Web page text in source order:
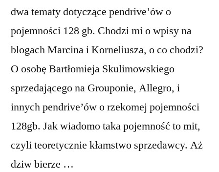
dwa tematy dotyczące pendrive’ów o
pojemności 128 gb. Chodzi mi o wpisy na
blogach Marcina i Korneliusza, o co chodzi?
O osobę Bartłomieja Skulimowskiego
sprzedającego na Grouponie, Allegro, i
innych pendrive’ów o rzekomej pojemności
128gb. Jak wiadomo taka pojemność to mit,
czyli teoretycznie kłamstwo sprzedawcy. Aż
dziw bierze …